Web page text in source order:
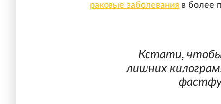
раковые заболевания в более
Кстати, чтобы
лишних